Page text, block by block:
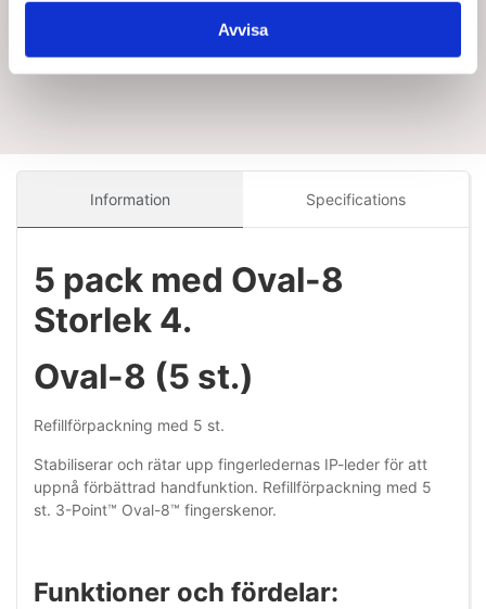
Avvisa
Information Specifications
5 pack med Oval-8
Storlek 4.
Oval-8 (5 st.)
Refillförpackning med 5 st.
Stabiliserar och rätar upp fingerledernas IP-leder för att
uppnå förbättrad handfunktion. Refillförpackning med 5
st. 3-Point™ Oval-8™ fingerskenor.
Funktioner och fördelar: